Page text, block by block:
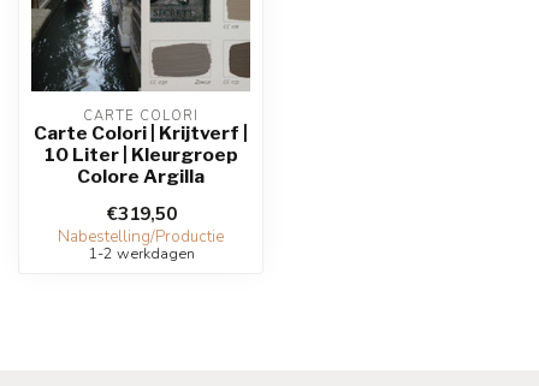
CARTE COLORI
Carte Colori | Krijtverf |
10 Liter | Kleurgroep
Colore Argilla
€319,50
Nabestelling/Productie
1-2 werkdagen